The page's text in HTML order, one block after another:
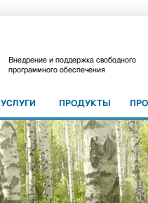
Внедрение и поддержка свободного
программного обеспечения
УСЛУГИ ПРОДУКТЫ